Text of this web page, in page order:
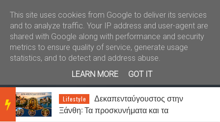
Καλώς ήλθατε Kral News
BRE Lifestyle
Δεκαπενταύγουστος στην
Ξάνθη: Τα προσκυνήματα και τα
This site uses cookies from Google to deliver its services
and to analyze traffic. Your IP address and user-agent are
shared with Google along with performance and security
metrics to ensure quality of service, generate usage
statistics, and to detect and address abuse.
LEARN MORE
GOT IT